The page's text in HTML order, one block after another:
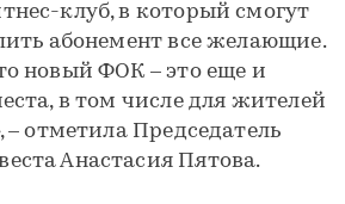
клуб, в который смогут
абонемент все желающие.
новый ФОК – это еще и
в том числе для жителей
– отметила Председатель
Анастасия Пятова.